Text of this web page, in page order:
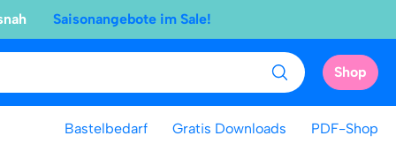
Saisonangebote im Sale!
Shop
Bastelbedarf Gratis Downloads PDF-Shop